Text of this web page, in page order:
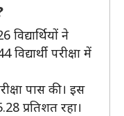
ने
परीक्षा में
पास की। इस
प्रतिशत रहा।